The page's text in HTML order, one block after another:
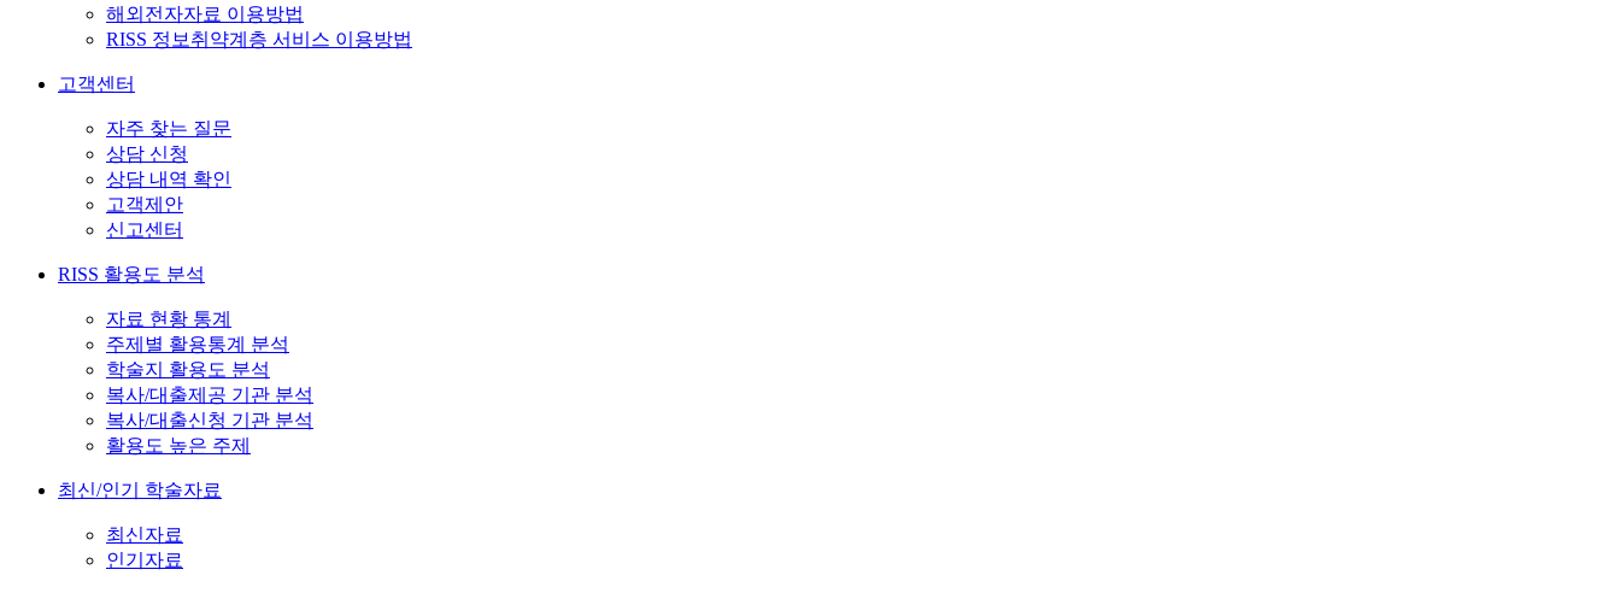
해외전자자료 이용방법
RISS 정보취약계층 서비스 이용방법
고객센터
자주 찾는 질문
상담 신청
상담 내역 확인
고객제안
신고센터
RISS 활용도 분석
자료 현황 통계
주제별 활용통계 분석
학술지 활용도 분석
복사/대출제공 기관 분석
복사/대출신청 기관 분석
활용도 높은 주제
최신/인기 학술자료
최신자료
인기자료